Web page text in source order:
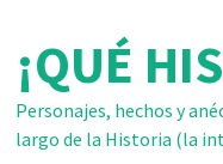
contenido
¡QUÉ
Personajes, hechos y
largo de la Historia (la